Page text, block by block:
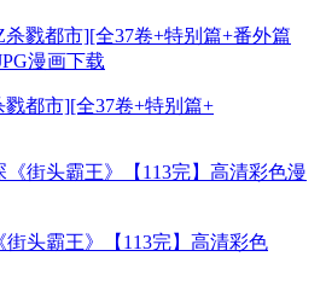
都市][全37卷+特别篇+
街头霸王》【113完】高清彩色